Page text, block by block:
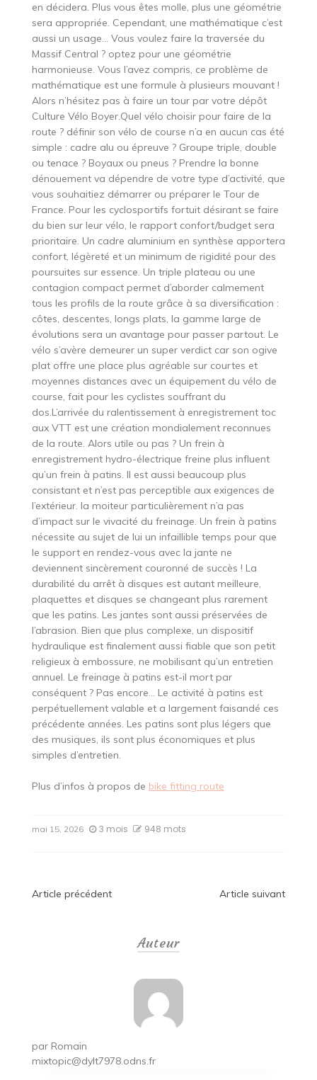
en décidera. Plus vous êtes molle, plus une géométrie
sera appropriée. Cependant, une mathématique c’est
aussi un usage… Vous voulez faire la traversée du
Massif Central ? optez pour une géométrie
harmonieuse. Vous l’avez compris, ce problème de
mathématique est une formule à plusieurs mouvant !
Alors n’hésitez pas à faire un tour par votre dépôt
Culture Vélo Boyer.Quel vélo choisir pour faire de la
route ? définir son vélo de course n’a en aucun cas été
simple : cadre alu ou épreuve ? Groupe triple, double
ou tenace ? Boyaux ou pneus ? Prendre la bonne
dénouement va dépendre de votre type d’activité, que
vous souhaitiez démarrer ou préparer le Tour de
France. Pour les cyclosportifs fortuit désirant se faire
du bien sur leur vélo, le rapport confort/budget sera
prioritaire. Un cadre aluminium en synthèse apportera
confort, légèreté et un minimum de rigidité pour des
poursuites sur essence. Un triple plateau ou une
contagion compact permet d’aborder calmement
tous les profils de la route grâce à sa diversification :
côtes, descentes, longs plats, la gamme large de
évolutions sera un avantage pour passer partout. Le
vélo s’avère demeurer un super verdict car son ogive
plat offre une place plus agréable sur courtes et
moyennes distances avec un équipement du vélo de
course, fait pour les cyclistes souffrant du
dos.L’arrivée du ralentissement à enregistrement toc
aux VTT est une création mondialement reconnues
de la route. Alors utile ou pas ? Un frein à
enregistrement hydro-électrique freine plus influent
qu’un frein à patins. Il est aussi beaucoup plus
consistant et n’est pas perceptible aux exigences de
l’extérieur. la moiteur particulièrement n’a pas
d’impact sur le vivacité du freinage. Un frein à patins
nécessite au sujet de lui un infaillible temps pour que
le support en rendez-vous avec la jante ne
deviennent sincèrement couronné de succès ! La
durabilité du arrêt à disques est autant meilleure,
plaquettes et disques se changeant plus rarement
que les patins. Les jantes sont aussi préservées de
l’abrasion. Bien que plus complexe, un dispositif
hydraulique est finalement aussi fiable que son petit
religieux à embossure, ne mobilisant qu’un entretien
annuel. Le freinage à patins est-il mort par
conséquent ? Pas encore… Le activité à patins est
perpétuellement valable et a largement faisandé ces
précédente années. Les patins sont plus légers que
des musiques, ils sont plus économiques et plus
simples d’entretien.
Plus d’infos à propos de bike fitting route
mai 15, 2026 3 mois 948 mots
Navigation
Article précédent Article suivant
Auteur
par Romain
mixtopic@dylt7978.odns.fr